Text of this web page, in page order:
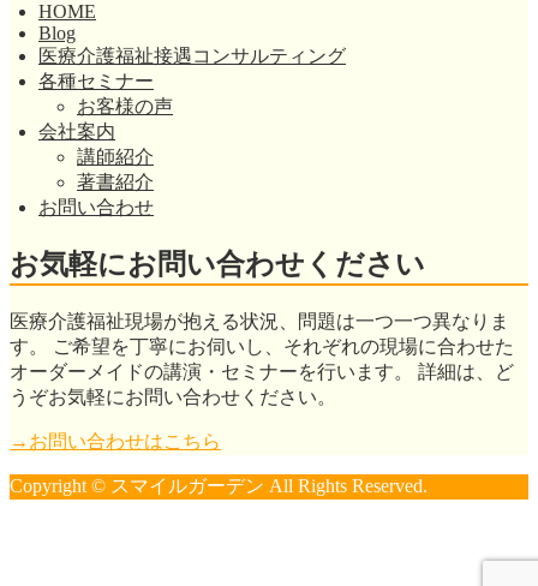
HOME
Blog
医療介護福祉接遇コンサルティング
各種セミナー
お客様の声
会社案内
講師紹介
著書紹介
お問い合わせ
お気軽にお問い合わせください
医療介護福祉現場が抱える状況、問題は一つ一つ異なりま
す。 ご希望を丁寧にお伺いし、それぞれの現場に合わせた
オーダーメイドの講演・セミナーを行います。 詳細は、ど
うぞお気軽にお問い合わせください。
→お問い合わせはこちら
Copyright © スマイルガーデン All Rights Reserved.